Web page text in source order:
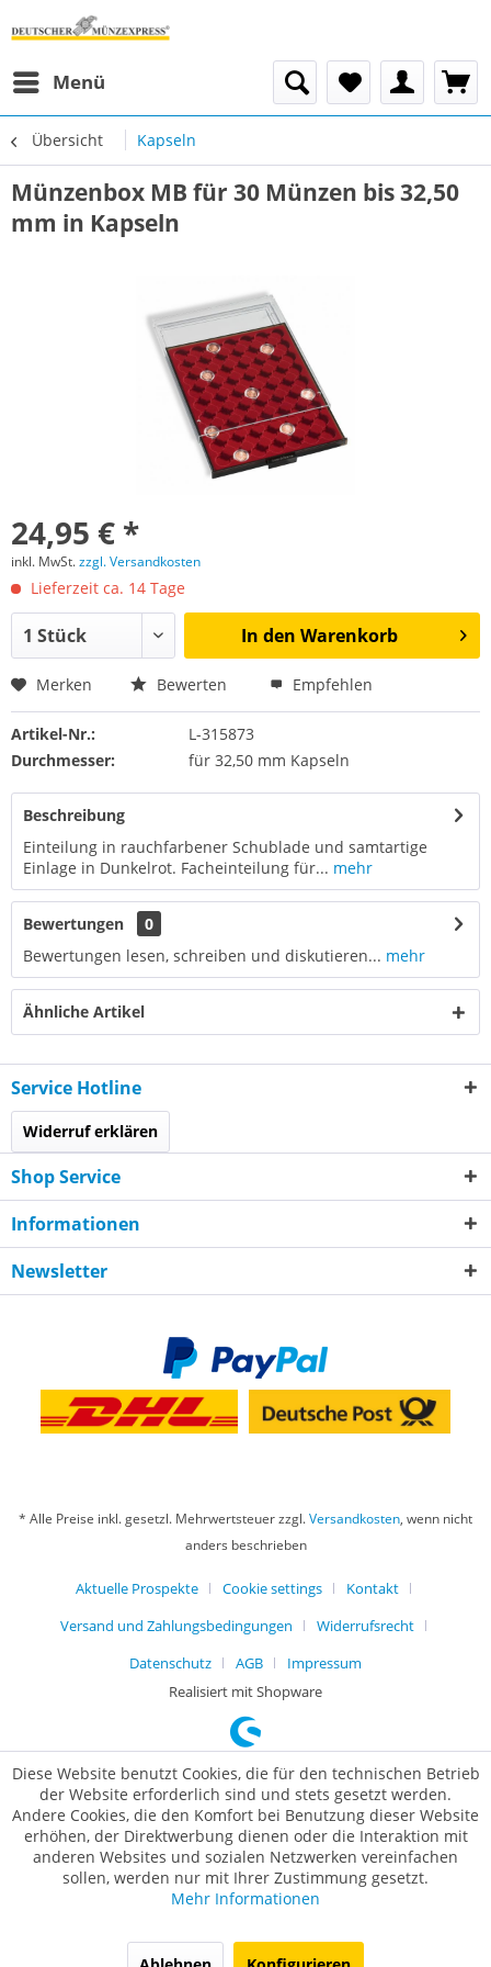
Menü
Übersicht Kapseln
Münzenbox MB für 30 Münzen bis 32,50
mm in Kapseln
24,95 € *
inkl. MwSt.zzgl. Versandkosten
Lieferzeit ca. 14 Tage
In den Warenkorb
Merken Bewerten Empfehlen
Artikel-Nr.:
L-315873
Durchmesser:
für 32,50 mm Kapseln
Beschreibung
Einteilung in rauchfarbener Schublade und samtartige
Einlage in Dunkelrot. Facheinteilung für... mehr
Bewertungen
0
Bewertungen lesen, schreiben und diskutieren... mehr
Ähnliche Artikel
Service Hotline
Widerruf erklären
Shop Service
Informationen
Newsletter
* Alle Preise inkl. gesetzl. Mehrwertsteuer zzgl.Versandkosten, wenn nicht
anders beschrieben
Aktuelle Prospekte Cookie settings
Kontakt
Versand und Zahlungsbedingungen
Widerrufsrecht
Datenschutz
AGB
Impressum
Realisiert mit Shopware
Diese Website benutzt Cookies, die für den technischen Betrieb
der Website erforderlich sind und stets gesetzt werden.
Andere Cookies, die den Komfort bei Benutzung dieser Website
erhöhen, der Direktwerbung dienen oder die Interaktion mit
anderen Websites und sozialen Netzwerken vereinfachen
sollen, werden nur mit Ihrer Zustimmung gesetzt.
Mehr Informationen